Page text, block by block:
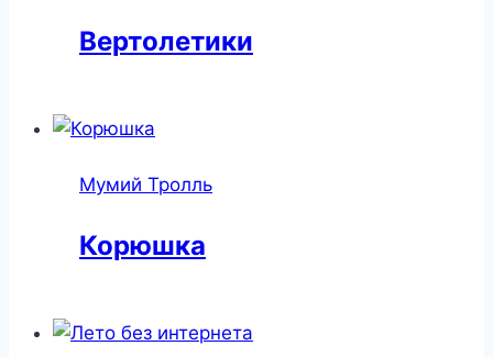
Вертолетики
Мумий Тролль
Корюшка